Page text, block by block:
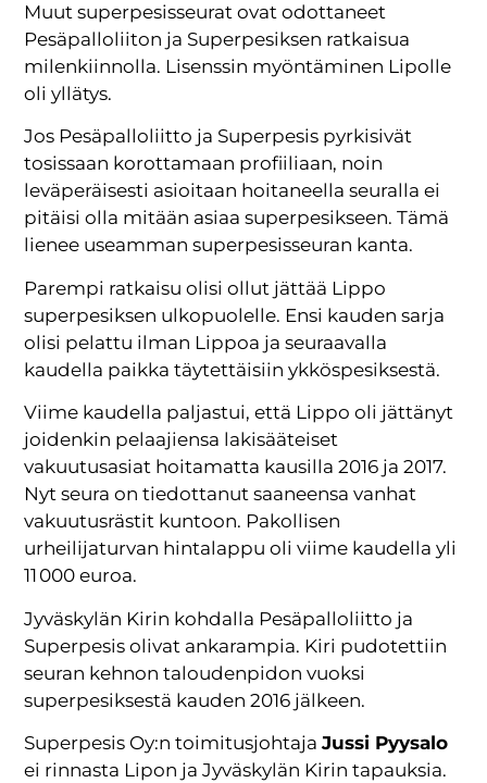
Muut superpesisseurat ovat odottaneet
Pesäpalloliiton ja Superpesiksen ratkaisua
milenkiinnolla. Lisenssin myöntäminen Lipolle
oli yllätys.
Jos Pesäpalloliitto ja Superpesis pyrkisivät
tosissaan korottamaan profiiliaan, noin
leväperäisesti asioitaan hoitaneella seuralla ei
pitäisi olla mitään asiaa superpesikseen. Tämä
lienee useamman superpesisseuran kanta.
Parempi ratkaisu olisi ollut jättää Lippo
superpesiksen ulkopuolelle. Ensi kauden sarja
olisi pelattu ilman Lippoa ja seuraavalla
kaudella paikka täytettäisiin ykkös­pesiksestä.
Viime kaudella paljastui, että Lippo oli jättänyt
joidenkin pelaajiensa lakisääteiset
vakuutusasiat hoitamatta kausilla 2016 ja 2017.
Nyt seura on tiedottanut saaneensa vanhat
vakuutusrästit kuntoon. Pakollisen
urheilijaturvan hintalappu oli viime kaudella yli
11 000 euroa.
Jyväskylän Kirin kohdalla Pesäpalloliitto ja
Superpesis olivat ankarampia. Kiri pudotettiin
seuran kehnon taloudenpidon vuoksi
superpesiksestä kauden 2016 jälkeen.
Superpesis Oy:n toimitusjohtajaJussi Pyysalo
ei rinnasta Lipon ja Jyväskylän Kirin tapauksia.